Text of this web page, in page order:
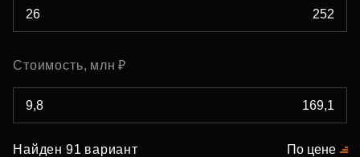
Стоимость, млн ₽
Найден 91 вариант По цене